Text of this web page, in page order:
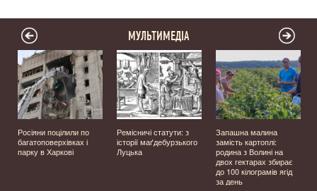
МУЛЬТИМЕДІА
Росіяни поцілили по
багатоповерхівках і
парку в Харкові
Ремісничі статути: з
історії маґдебурзького
Луцька
Запашна малина
замість картоплі:
родина з Волині на
двох гектарах збирає
до 100 кілограмів ягід
за день